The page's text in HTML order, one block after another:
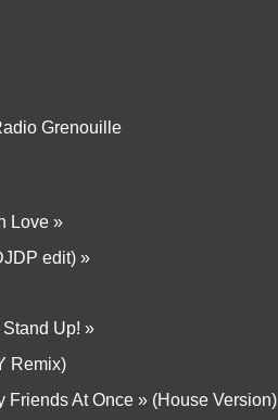
Grenouille
Love »
edit) »
Up! »
Remix)
Friends At Once » (House Version)